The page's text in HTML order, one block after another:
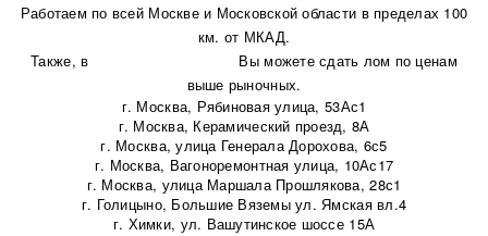
Работаем по всей Москве и Московской области в пределах 100
км. от МКАД.
Также, в
Вы можете сдать лом по ценам
выше рыночных.
г. Москва, Рябиновая улица, 53Ас1
г. Москва, Керамический проезд, 8А
г. Москва, улица Генерала Дорохова, 6с5
г. Москва, Вагоноремонтная улица, 10Ас17
г. Москва, улица Маршала Прошлякова, 28с1
г. Голицыно, Большие Вяземы ул. Ямская вл.4
г. Химки, ул. Вашутинское шоссе 15А